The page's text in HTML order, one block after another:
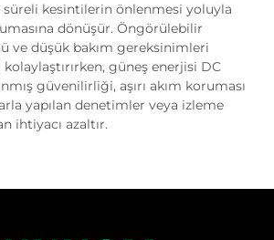
süreli kesintilerin önlenmesi yoluyla
dönüşür. Öngörülebilir
ve düşük bakım gereksinimleri
güneş enerjisi DC
güvenilirliği, aşırı akım koruması
yapılan denetimler veya izleme
ihtiyacı azaltır.